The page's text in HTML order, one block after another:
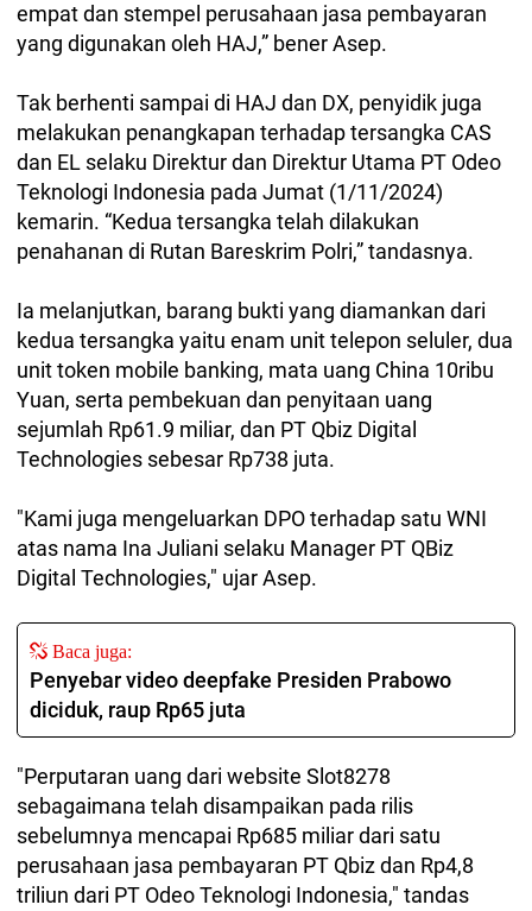
empat dan stempel perusahaan jasa pembayaran
yang digunakan oleh HAJ,” bener Asep.
Tak berhenti sampai di HAJ dan DX, penyidik juga
melakukan penangkapan terhadap tersangka CAS
dan EL selaku Direktur dan Direktur Utama PT Odeo
Teknologi Indonesia pada Jumat (1/11/2024)
kemarin. “Kedua tersangka telah dilakukan
penahanan di Rutan Bareskrim Polri,” tandasnya.
Ia melanjutkan, barang bukti yang diamankan dari
kedua tersangka yaitu enam unit telepon seluler, dua
unit token mobile banking, mata uang China 10ribu
Yuan, serta pembekuan dan penyitaan uang
sejumlah Rp61.9 miliar, dan PT Qbiz Digital
Technologies sebesar Rp738 juta.
"Kami juga mengeluarkan DPO terhadap satu WNI
atas nama Ina Juliani selaku Manager PT QBiz
Digital Technologies," ujar Asep.
Baca juga:
Penyebar video deepfake Presiden Prabowo
diciduk, raup Rp65 juta
"Perputaran uang dari website Slot8278
sebagaimana telah disampaikan pada rilis
sebelumnya mencapai Rp685 miliar dari satu
perusahaan jasa pembayaran PT Qbiz dan Rp4,8
triliun dari PT Odeo Teknologi Indonesia," tandas